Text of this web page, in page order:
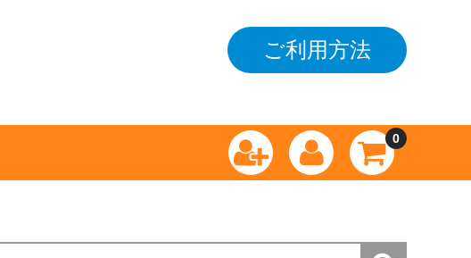
ご利用方法
0